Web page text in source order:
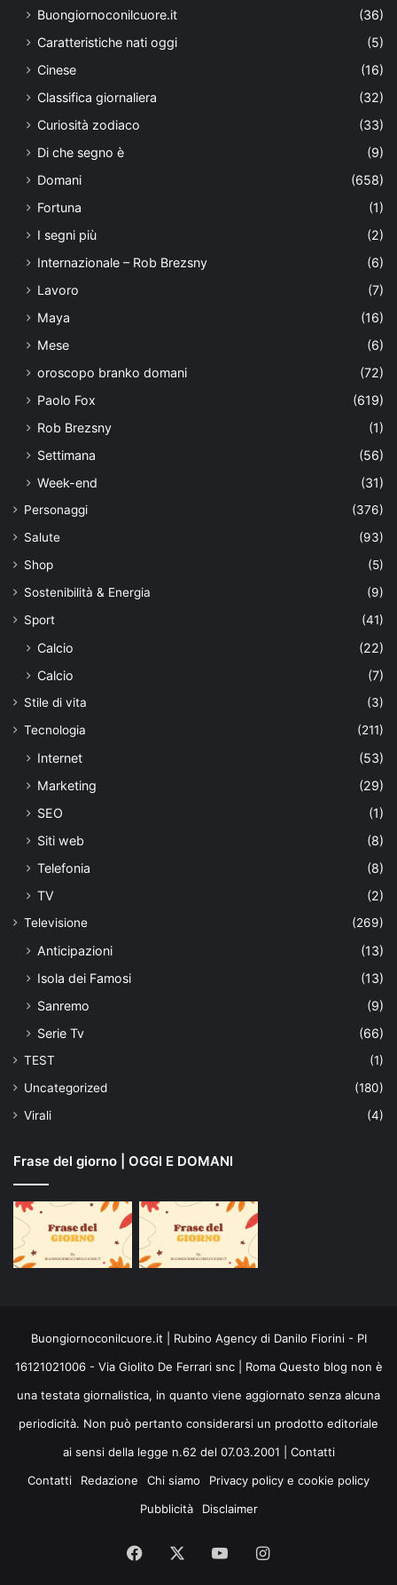
Buongiornoconilcuore.it
(36)
Caratteristiche nati oggi
(5)
Cinese
(16)
Classifica giornaliera
(32)
Curiosità zodiaco
(33)
Di che segno è
(9)
Domani
(658)
Fortuna
(1)
I segni più
(2)
Internazionale – Rob Brezsny
(6)
Lavoro
(7)
Maya
(16)
Mese
(6)
oroscopo branko domani
(72)
Paolo Fox
(619)
Rob Brezsny
(1)
Settimana
(56)
Week-end
(31)
Personaggi
(376)
Salute
(93)
Shop
(5)
Sostenibilità & Energia
(9)
Sport
(41)
Calcio
(22)
Calcio
(7)
Stile di vita
(3)
Tecnologia
(211)
Internet
(53)
Marketing
(29)
SEO
(1)
Siti web
(8)
Telefonia
(8)
TV
(2)
Televisione (269)
Anticipazioni
(13)
Isola dei Famosi
(13)
Sanremo
(9)
Serie Tv
(66)
TEST
(1)
Uncategorized
(180)
Virali
(4)
Frase del giorno | OGGI E DOMANI
Buongiornoconilcuore.it | Rubino Agency di Danilo Fiorini - PI
16121021006 - Via Giolito De Ferrari snc | Roma Questo blog non è
una testata giornalistica, in quanto viene aggiornato senza alcuna
periodicità. Non può pertanto considerarsi un prodotto editoriale
ai sensi della legge n.62 del 07.03.2001 | Contatti
Contatti
Redazione Chi siamo
Privacy policy e cookie policy
Pubblicità
Disclaimer